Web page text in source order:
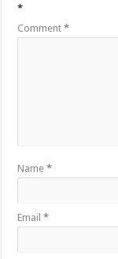
*
Comment*
Name*
Email*